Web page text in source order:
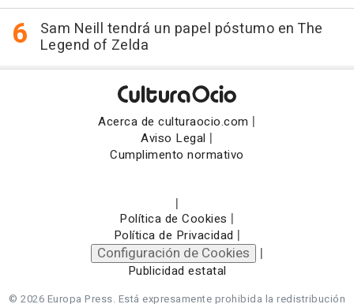
Sam Neill tendrá un papel póstumo en The
Legend of Zelda
Acerca de culturaocio.com |
Aviso Legal |
Cumplimento normativo
|
Política de Cookies |
Política de Privacidad |
Configuración de Cookies |
Publicidad estatal
© 2026 Europa Press. Está expresamente prohibida la redistribución